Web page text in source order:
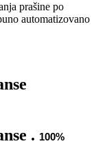
prašine po
automatizovano
. 100%